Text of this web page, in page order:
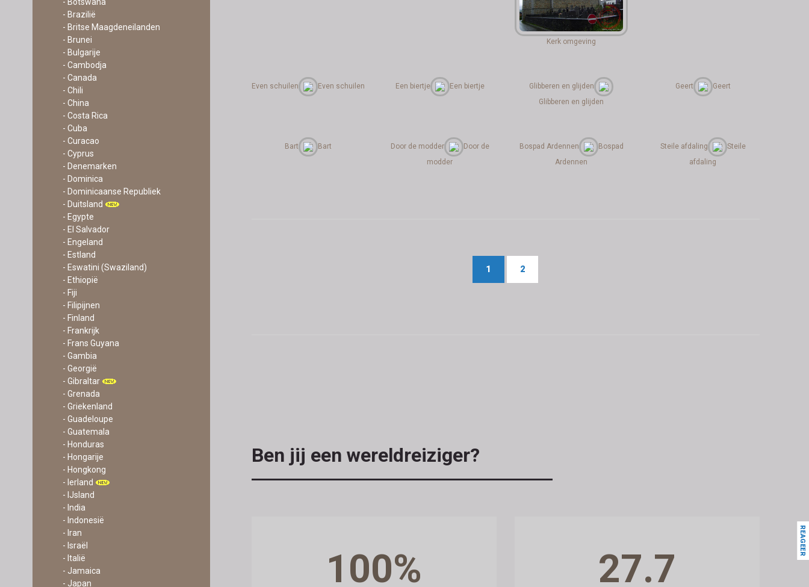
- Brazilië
- Britse Maagdeneilanden
- Brunei
- Bulgarije
- Cambodja
- Canada
- Chili
- China
- Costa Rica
- Cuba
- Curacao
- Cyprus
- Denemarken
- Dominica
- Dominicaanse Republiek
- Duitsland
- Egypte
- El Salvador
- Engeland
- Estland
- Eswatini (Swaziland)
- Ethiopië
- Fiji
- Filipijnen
- Finland
- Frankrijk
- Frans Guyana
- Gambia
- Georgië
- Gibraltar
- Grenada
- Griekenland
- Guadeloupe
- Guatemala
- Honduras
- Hongarije
- Hongkong
- Ierland
- IJsland
- India
- Indonesië
- Iran
- Israël
- Italië
- Jamaica
- Japan
Kerk omgeving
Even schuilen Even schuilen Een biertje Een biertje
Glibberen en glijden
Glibberen en glijden
Geert Geert
Bart Bart Door de modder
Door de
modder
Bospad Ardennen
Bospad
Ardennen
Steile afdaling
Steile
afdaling
1 2
Ben jij een wereldreiziger?
100% 27.7
REAGEER